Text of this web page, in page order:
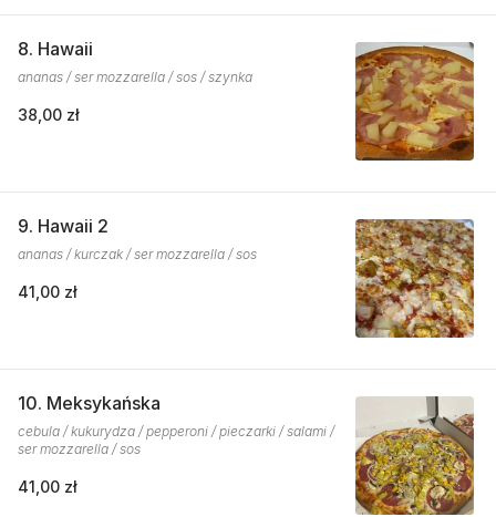
8. Hawaii
ananas / ser mozzarella / sos / szynka
38,00 zł
9. Hawaii 2
ananas / kurczak / ser mozzarella / sos
41,00 zł
10. Meksykańska
cebula / kukurydza / pepperoni / pieczarki / salami /
ser mozzarella / sos
41,00 zł